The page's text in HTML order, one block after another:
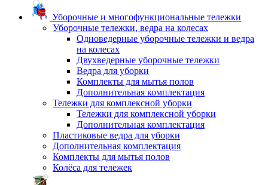
Уборочные и многофункциональные тележки
Уборочные тележки, ведра на колесах
Одноведерные уборочные тележки и ведра
на колесах
Двухведерные уборочные тележки
Ведра для уборки
Комплекты для мытья полов
Дополнительная комплектация
Тележки для комплексной уборки
Тележки для комплексной уборки
Дополнительная комплектация
Пластиковые ведра для уборки
Дополнительная комплектация
Комплекты для мытья полов
Колёса для тележек